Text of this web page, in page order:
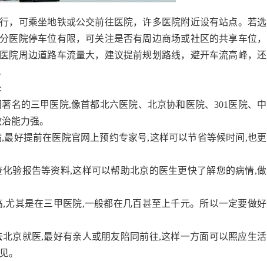
，可乘坐地铁或公交前往医院，许多医院附近设有站点。若选
医院停车位有限，可关注是否有周边商场或社区的共享车位，
院周边道路车流量大，建议提前规划路线，避开车流高峰，还
名的三甲医院,像首都北六医院、北京协和医院、301医院、中
能力强。
好提前在医院官网上预约专家号,这样可以节省等候时间,也更
验报告等资料,这样可以帮助北京的医生更快了解您的病情,做
其是在三甲医院,一般都在几百甚至上千元。所以一定要做好
京就医,最好有亲人或朋友陪同前往,这样一方面可以照应生活
。